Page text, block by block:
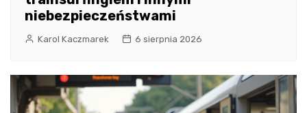
niebezpieczeństwami
Karol Kaczmarek 6 sierpnia 2026